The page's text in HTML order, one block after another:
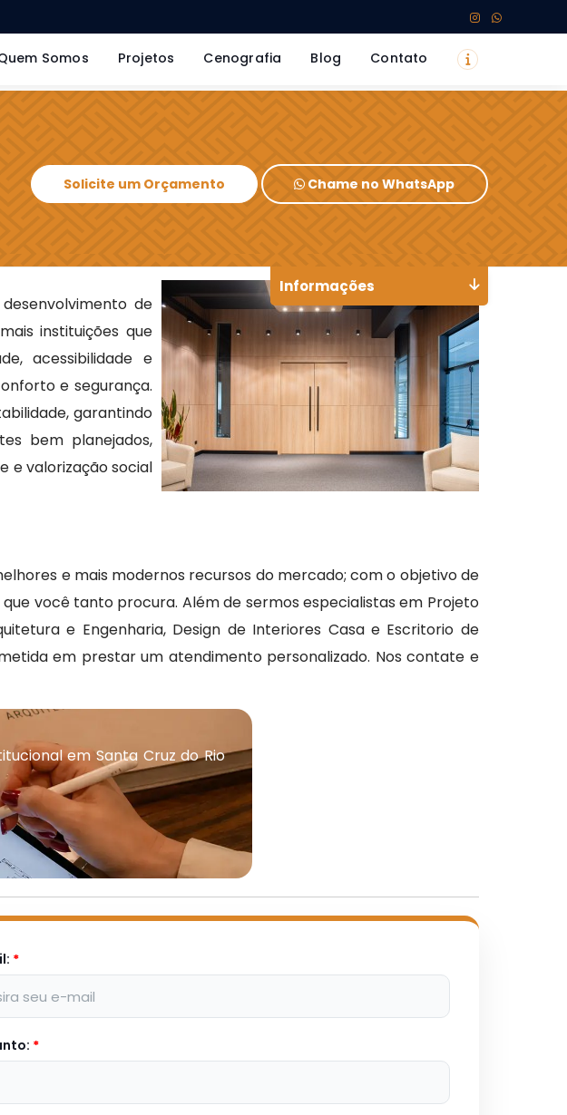
Somos Projetos Cenografia Blog Contato
Solicite um Orçamento Chame no WhatsApp
de
instituições que
acessibilidade e
e segurança.
garantindo
bem planejados,
e valorização social
e mais modernos recursos do mercado; com o objetivo de
você tanto procura. Além de sermos especialistas em Projeto
e Engenharia, Design de Interiores Casa e Escritorio de
em prestar um atendimento personalizado. Nos contate e
em Santa Cruz do Rio
*
*
Informações